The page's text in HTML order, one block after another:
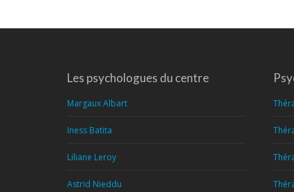
Les psychologues du centre
Margaux Albart
Iness Batita
Liliane Leroy
Astrid Nieddu